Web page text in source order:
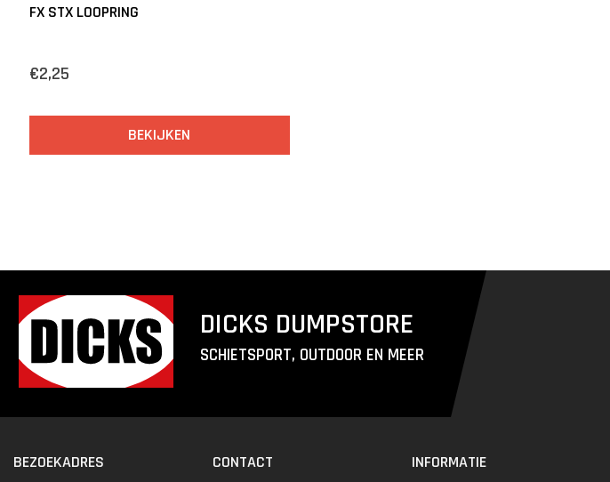
FX STX LOOPRING
€2,25
BEKIJKEN
DICKS DUMPSTORE
SCHIETSPORT, OUTDOOR EN MEER
BEZOEKADRES CONTACT INFORMATIE